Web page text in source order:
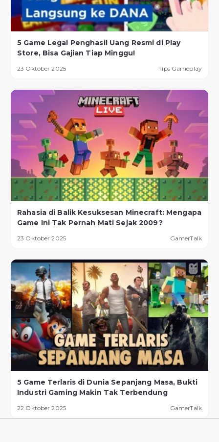
5 Game Legal Penghasil Uang Resmi di Play
Store, Bisa Gajian Tiap Minggu!
23 Oktober 2025 Tips Gameplay
Rahasia di Balik Kesuksesan Minecraft: Mengapa
Game Ini Tak Pernah Mati Sejak 2009?
23 Oktober 2025 GamerTalk
5 Game Terlaris di Dunia Sepanjang Masa, Bukti
Industri Gaming Makin Tak Terbendung
22 Oktober 2025 GamerTalk